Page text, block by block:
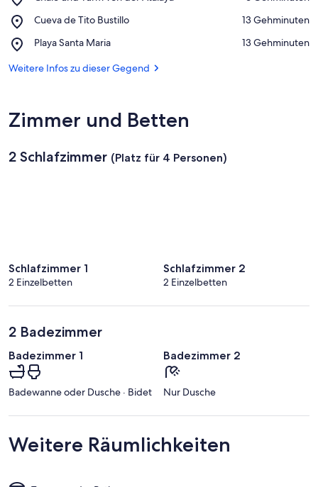
und
von
Atalaya
Cueva de Tito Bustillo
Place,
de
Bustillo
‪13 Gehminuten‬
Playa Santa Maria
Place,
Santa
‪13 Gehminuten‬
Weitere Infos zu dieser Gegend
Zimmer und Betten
2 Schlafzimmer (Platz für 4 Personen)
Schlafzimmer 1
2 Einzelbetten
Schlafzimmer 2
2 Einzelbetten
2 Badezimmer
Badezimmer 1
Badewanne oder Dusche · Bidet
Badezimmer 2
Nur Dusche
Weitere Räumlichkeiten